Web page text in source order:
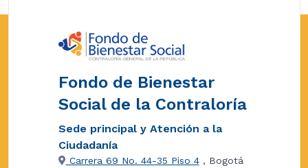
Fondo de Bienestar
Social de la Contraloría
Sede principal y Atención a la
Ciudadanía
Carrera 69 No. 44-35 Piso 4, Bogotá